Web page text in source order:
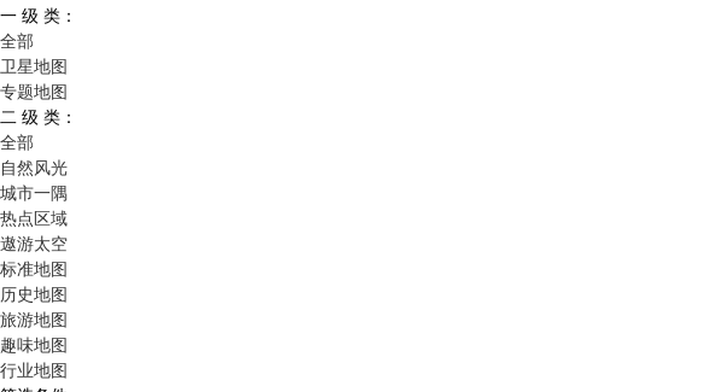
一 级 类：
全部
卫星地图
专题地图
二 级 类：
全部
自然风光
城市一隅
热点区域
遨游太空
标准地图
历史地图
旅游地图
趣味地图
行业地图